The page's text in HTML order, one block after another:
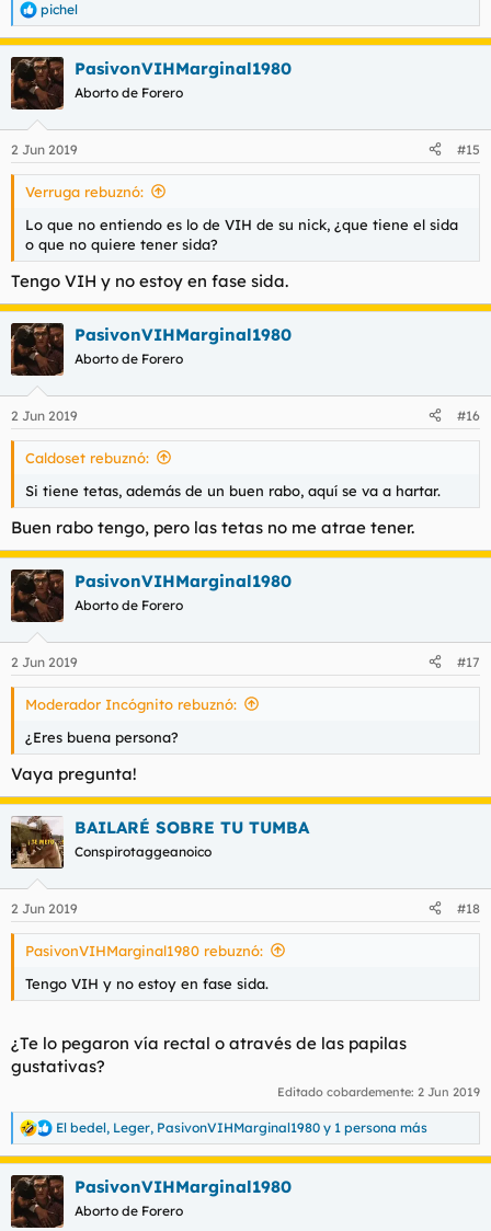
R
e
a
c
c
i
e
s
pichel
PasivonVIHMarginal1980
Aborto de Forero
2 Jun 2019 #15
Verruga rebuznó:
Lo que no entiendo es lo de VIH de su nick, ¿que tiene el sida
o que no quiere tener sida?
Tengo VIH y no estoy en fase sida.
PasivonVIHMarginal1980
Aborto de Forero
2 Jun 2019 #16
Caldoset rebuznó:
Si tiene tetas, además de un buen rabo, aquí se va a hartar.
Buen rabo tengo, pero las tetas no me atrae tener.
PasivonVIHMarginal1980
Aborto de Forero
2 Jun 2019 #17
Moderador Incógnito rebuznó:
¿Eres buena persona?
Vaya pregunta!
BAILARÉ SOBRE TU TUMBA
Conspirotaggeanoico
2 Jun 2019 #18
PasivonVIHMarginal1980 rebuznó:
Tengo VIH y no estoy en fase sida.
¿Te lo pegaron vía rectal o através de las papilas
gustativas?
Editado cobardemente: 2 Jun 2019
R
e
a
c
c
i
El bedel, Leger, PasivonVIHMarginal1980 y 1 persona más
PasivonVIHMarginal1980
Aborto de Forero